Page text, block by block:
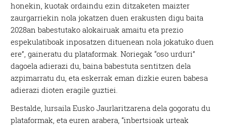
honekin, kuotak ordaindu ezin ditzaketen maizter
zaurgarriekin nola jokatzen duen erakusten digu baita
2028an babestutako alokairuak amaitu eta prezio
espekulatiboak inposatzen dituenean nola jokatuko duen
ere”, gaineratu du plataformak. Noriegak “oso urduri”
dagoela adierazi du, baina babestuta sentitzen dela
azpimarratu du, eta eskerrak eman dizkie euren babesa
adierazi dioten eragile guztiei.
Bestalde, lursaila Eusko Jaurlaritzarena dela gogoratu du
plataformak, eta euren arabera, “inbertsioak urteak